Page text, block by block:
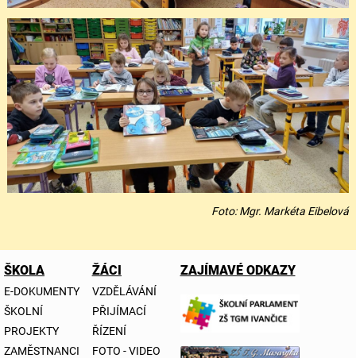
Foto: Mgr. Markéta Eibelová
ŠKOLA
E-DOKUMENTY
ŠKOLNÍ
PROJEKTY
ZAMĚSTNANCI
ŽÁCI
VZDĚLÁVÁNÍ
PŘIJÍMACÍ
ŘÍZENÍ
FOTO - VIDEO
ZAJÍMAVÉ ODKAZY